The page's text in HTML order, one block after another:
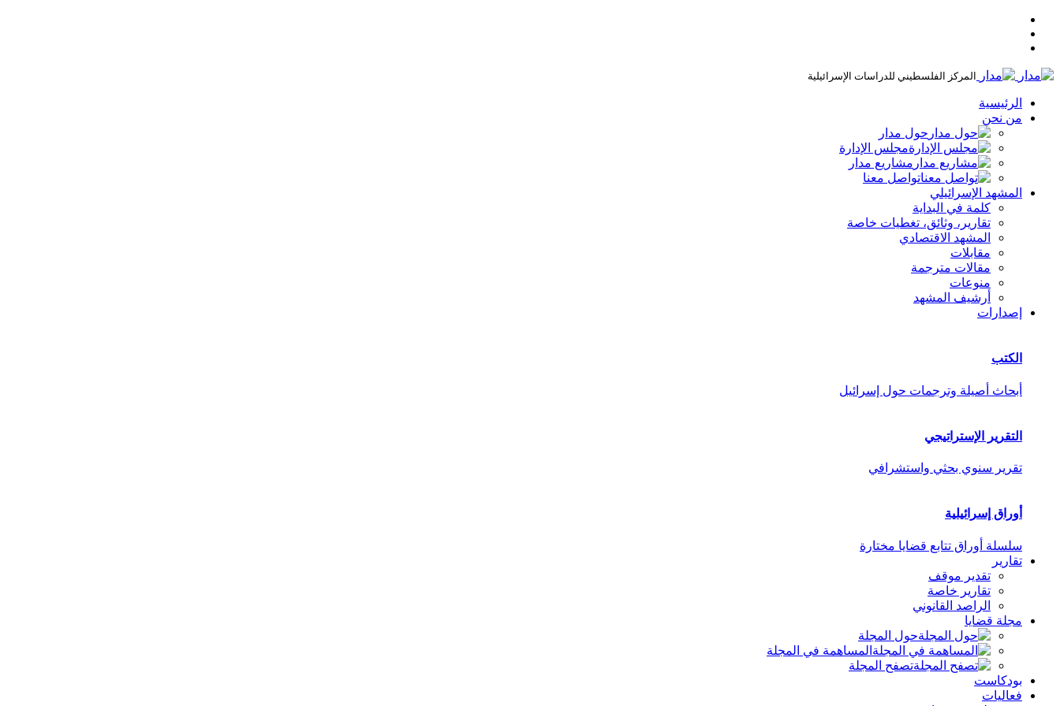
المركز الفلسطيني للدراسات الإسرائيلية
الرئيسية
من نحن
حول مدار
مجلس الإدارة
مشاريع مدار
تواصل معنا
المشهد الإسرائيلي
كلمة في البداية
تقارير، وثائق، تغطيات خاصة
المشهد الاقتصادي
مقابلات
مقالات مترجمة
منوعات
أرشيف المشهد
إصدارات
الكتب
أبحاث أصيلة وترجمات حول إسرائيل
التقرير الإستراتيجي
تقرير سنوي بحثي واستشرافي
أوراق إسرائيلية
سلسلة أوراق تتابع قضايا مختارة
تقارير
تقدير موقف
تقارير خاصة
الراصد القانوني
مجلة قضايا
حول المجلة
المساهمة في المجلة
تصفح المجلة
بودكاست
فعاليات